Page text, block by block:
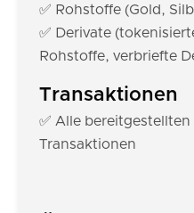
✅ Rohstoffe (Gold,
✅ Derivate
Rohstoffe, verbriefte
Transaktionen
✅ Alle
Transaktionen